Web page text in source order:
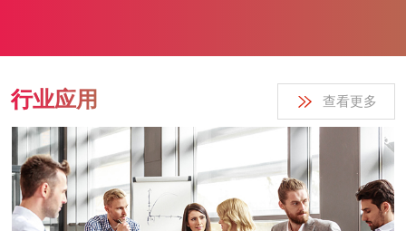
行业应用 查看更多